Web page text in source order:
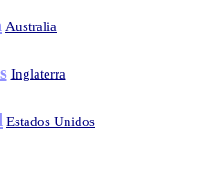
Australia
Inglaterra
Estados Unidos